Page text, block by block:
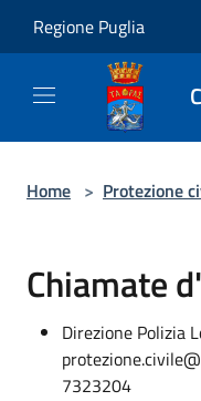
Regione Puglia
Home > Protezione
Chiamate
Direzione Polizia
7323204